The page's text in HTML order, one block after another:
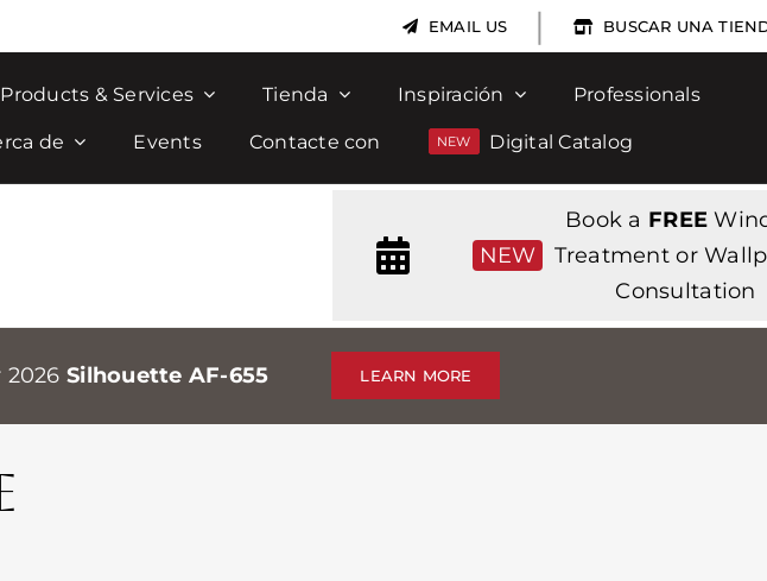
EMAIL US | BUSCAR UNA
Products & Services Tienda Inspiración Professionals
de Events Contacte con Digital Catalog
NEW
Book a FREE
Treatment or
Consultation
2026 Silhouette AF-655 LEARN MORE